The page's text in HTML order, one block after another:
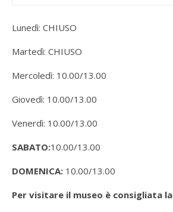
Lunedì: CHIUSO
Martedì: CHIUSO
Mercoledì: 10.00/13.00
Giovedì: 10.00/13.00
Venerdì: 10.00/13.00
SABATO:10.00/13.00
DOMENICA: 10.00/13.00
Per visitare il museo è consigliata la